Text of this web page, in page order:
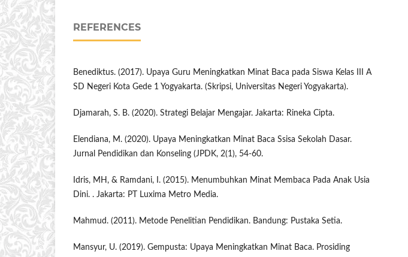
REFERENCES
Benediktus. (2017). Upaya Guru Meningkatkan Minat Baca pada Siswa Kelas III A
SD Negeri Kota Gede 1 Yogyakarta. (Skripsi, Universitas Negeri Yogyakarta).
Djamarah, S. B. (2020). Strategi Belajar Mengajar. Jakarta: Rineka Cipta.
Elendiana, M. (2020). Upaya Meningkatkan Minat Baca Ssisa Sekolah Dasar.
Jurnal Pendidikan dan Konseling (JPDK, 2(1), 54-60.
Idris, MH, & Ramdani, I. (2015). Menumbuhkan Minat Membaca Pada Anak Usia
Dini. . Jakarta: PT Luxima Metro Media.
Mahmud. (2011). Metode Penelitian Pendidikan. Bandung: Pustaka Setia.
Mansyur, U. (2019). Gempusta: Upaya Meningkatkan Minat Baca. Prosiding